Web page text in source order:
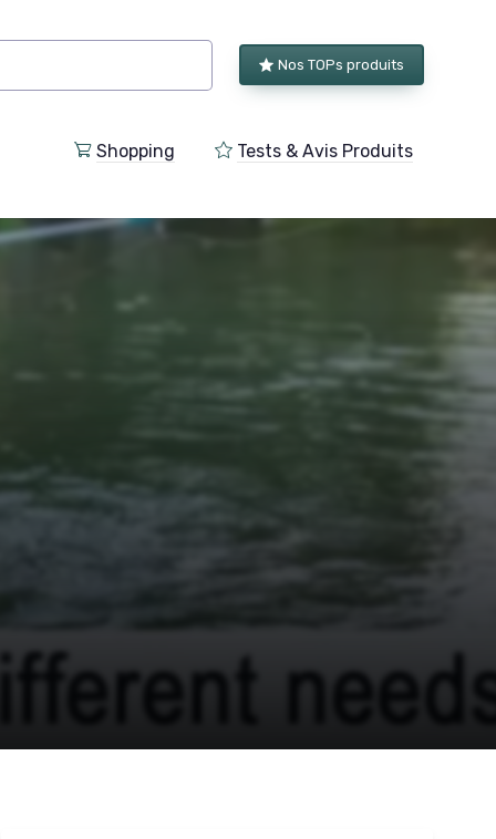
Nos TOPs produits
Shopping Tests & Avis Produits